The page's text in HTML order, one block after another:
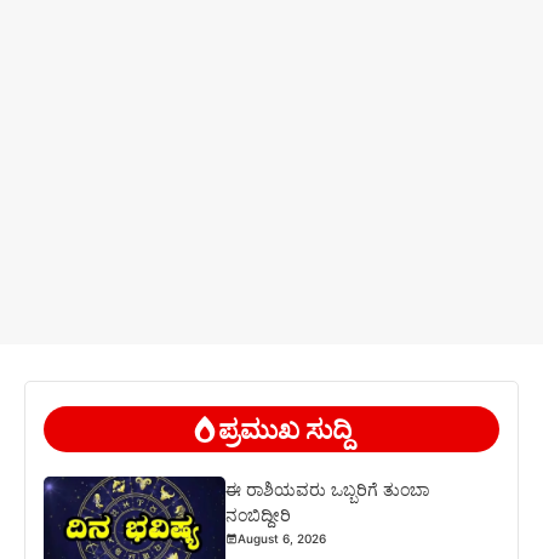
ಪ್ರಮುಖ ಸುದ್ದಿ
ಈ ರಾಶಿಯವರು ಒಬ್ಬರಿಗೆ ತುಂಬಾ
ನಂಬಿದ್ದೀರಿ
August 6, 2026